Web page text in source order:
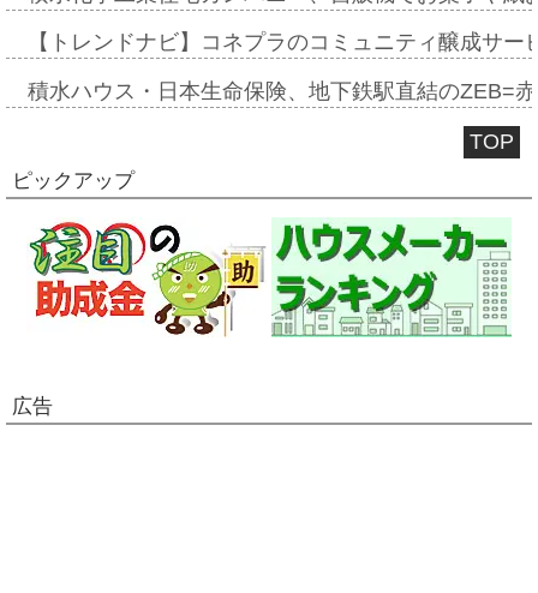
【トレンドナビ】コネプラのコミュニティ醸成サ
積水ハウス・日本生命保険、地下鉄駅直結のZEB=
TOP
ピックアップ
広告